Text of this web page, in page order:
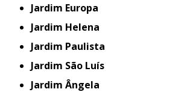
Jardim Europa
Jardim Helena
Jardim Paulista
Jardim São Luís
Jardim Ângela